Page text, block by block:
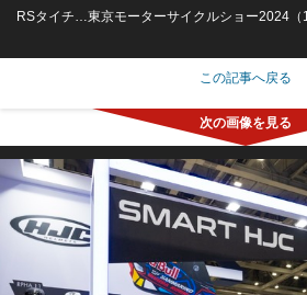
RSタイチ…東京モーターサイクルショー2024（
この記事へ戻る